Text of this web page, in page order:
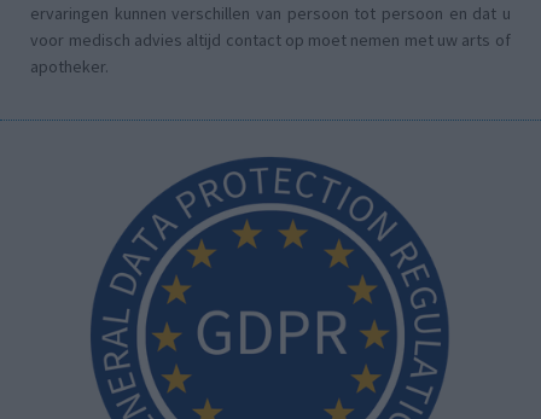
ervaringen kunnen verschillen van persoon tot persoon en dat u
voor medisch advies altijd contact op moet nemen met uw arts of
apotheker.